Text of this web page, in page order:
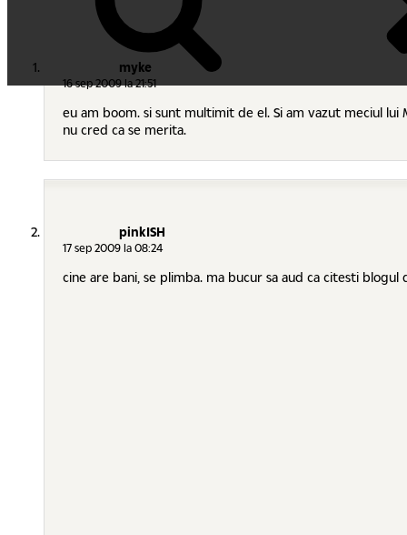
myke
16 sep 2009 la 21:51
eu am boom. si sunt multimit de el. Si am vazut meciul
nu cred ca se merita.
pinkISH
17 sep 2009 la 08:24
cine are bani, se plimba. ma bucur sa aud ca citesti blogul